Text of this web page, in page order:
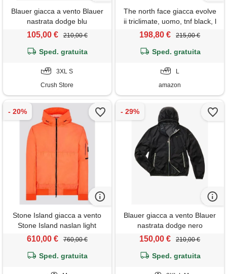
Blauer giacca a vento Blauer
nastrata dodge blu
105,00 € 210,00 €
Sped. gratuita
3XL S
Crush Store
The north face giacca evolve
ii triclimate, uomo, tnf black, l
198,80 € 215,00 €
Sped. gratuita
L
amazon
Stone Island giacca a vento
Stone Island naslan light
watro arancione
610,00 € 760,00 €
Sped. gratuita
Blauer giacca a vento Blauer
nastrata dodge nero
150,00 € 210,00 €
Sped. gratuita